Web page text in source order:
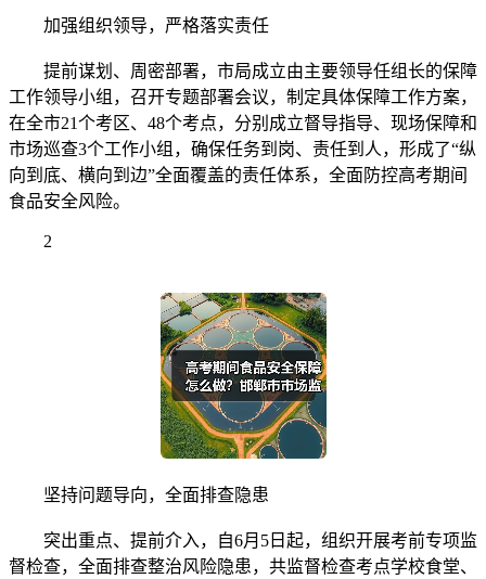
加强组织领导，严格落实责任
提前谋划、周密部署，市局成立由主要领导任组长的保障
工作领导小组，召开专题部署会议，制定具体保障工作方案，
在全市21个考区、48个考点，分别成立督导指导、现场保障和
市场巡查3个工作小组，确保任务到岗、责任到人，形成了“纵
向到底、横向到边”全面覆盖的责任体系，全面防控高考期间
食品安全风险。
2
坚持问题导向，全面排查隐患
突出重点、提前介入，自6月5日起，组织开展考前专项监
督检查，全面排查整治风险隐患，共监督检查考点学校食堂、